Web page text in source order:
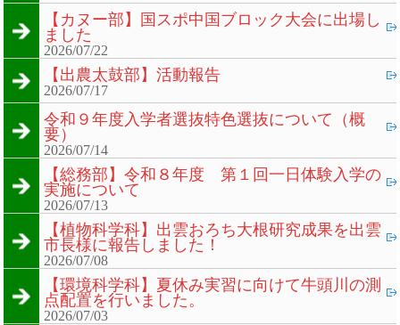
【カヌー部】国スポ中国ブロック大会に出場し
ました
2026/07/22
【出農太鼓部】活動報告
2026/07/17
令和９年度入学者選抜特色選抜について（概
要）
2026/07/14
【総務部】令和８年度 第１回一日体験入学の
実施について
2026/07/13
【植物科学科】出雲おろち大根研究成果を出雲
市長様に報告しました！
2026/07/08
【環境科学科】夏休み実習に向けて牛頭川の測
点配置を行いました。
2026/07/03